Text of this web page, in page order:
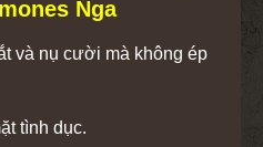
Nga
và nụ cười mà không ép
tình dục.